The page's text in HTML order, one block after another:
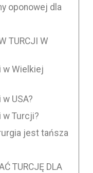
oponowej dla
TURCJI W
w Wielkiej
USA?
w Turcji?
jest tańsza
TURCJĘ DLA